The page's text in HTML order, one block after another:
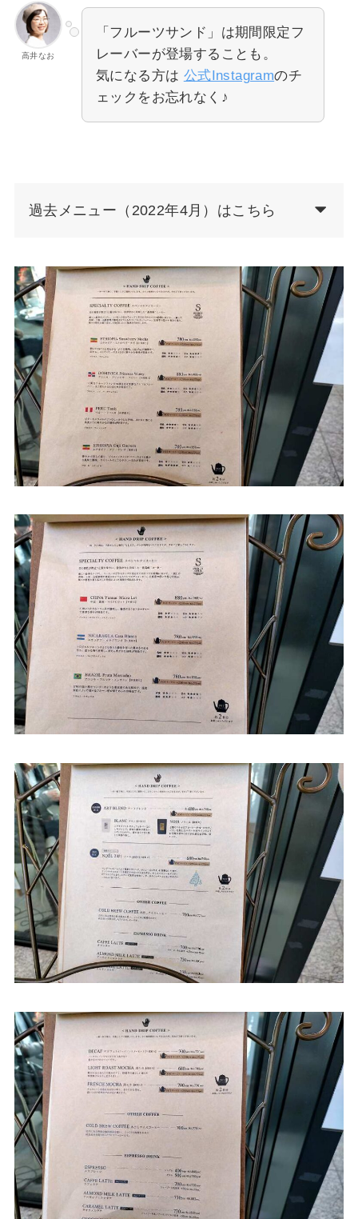
高井なお
「フルーツサンド」は期間限定フ
レーバーが登場することも。
気になる方は 公式Instagramのチ
ェックをお忘れなく♪
過去メニュー（2022年4月）はこちら